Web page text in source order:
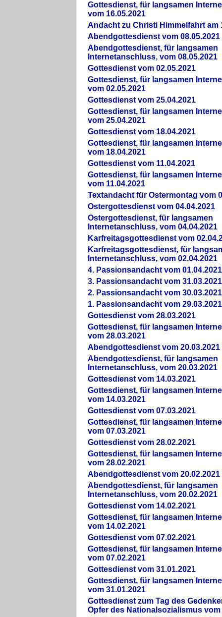
Gottesdienst, für langsamen
vom 16.05.2021
Andacht zu Christi Himmelfahrt am
Abendgottesdienst vom 08.05.2021
Abendgottesdienst, für langsamen
Internetanschluss, vom 08.05.2021
Gottesdienst vom 02.05.2021
Gottesdienst, für langsamen
vom 02.05.2021
Gottesdienst vom 25.04.2021
Gottesdienst, für langsamen
vom 25.04.2021
Gottesdienst vom 18.04.2021
Gottesdienst, für langsamen
vom 18.04.2021
Gottesdienst vom 11.04.2021
Gottesdienst, für langsamen
vom 11.04.2021
Textandacht für Ostermontag vom
Ostergottesdienst vom 04.04.2021
Ostergottesdienst, für langsamen
Internetanschluss, vom 04.04.2021
Karfreitagsgottesdienst vom
Karfreitagsgottesdienst, für
Internetanschluss, vom 02.04.2021
4. Passionsandacht vom 01.04.2021
3. Passionsandacht vom 31.03.2021
2. Passionsandacht vom 30.03.2021
1. Passionsandacht vom 29.03.2021
Gottesdienst vom 28.03.2021
Gottesdienst, für langsamen
vom 28.03.2021
Abendgottesdienst vom 20.03.2021
Abendgottesdienst, für langsamen
Internetanschluss, vom 20.03.2021
Gottesdienst vom 14.03.2021
Gottesdienst, für langsamen
vom 14.03.2021
Gottesdienst vom 07.03.2021
Gottesdienst, für langsamen
vom 07.03.2021
Gottesdienst vom 28.02.2021
Gottesdienst, für langsamen
vom 28.02.2021
Abendgottesdienst vom 20.02.2021
Abendgottesdienst, für langsamen
Internetanschluss, vom 20.02.2021
Gottesdienst vom 14.02.2021
Gottesdienst, für langsamen
vom 14.02.2021
Gottesdienst vom 07.02.2021
Gottesdienst, für langsamen
vom 07.02.2021
Gottesdienst vom 31.01.2021
Gottesdienst, für langsamen
vom 31.01.2021
Gottesdienst zum Tag des
Opfer des Nationalsozialismus vom